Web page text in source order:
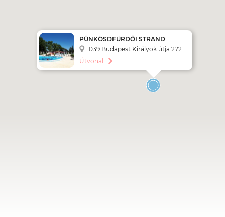
PÜNKÖSDFÜRDŐI STRAND
1039 Budapest Királyok útja 272.
Útvonal